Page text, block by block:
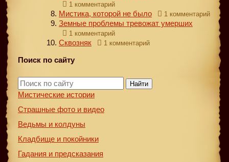
1 комментарий
Мистика, которой не было 1 комментарий
Земные проблемы тревожат умерших
1 комментарий
Сквозняк 1 комментарий
Поиск по сайту
Найти
Мистические истории
Страшные фото и видео
Ведьмы и колдуны
Кладбище и покойники
Гадания и предсказания